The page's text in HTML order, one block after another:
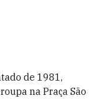
de 1981,
na Praça São